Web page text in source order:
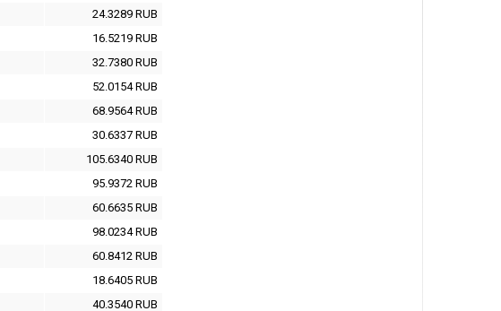
24.3289 RUB
16.5219 RUB
32.7380 RUB
52.0154RUB
68.9564RUB
30.6337 RUB
105.6340 RUB
95.9372 RUB
60.6635 RUB
98.0234RUB
60.8412 RUB
18.6405 RUB
40.3540 RUB